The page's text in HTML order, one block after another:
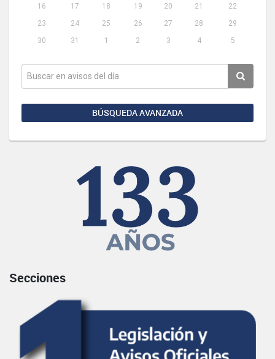
16
17 18 19 20 21
22
23
24 25 26 27 28
29
30
31 1 2 3 4 5
BÚSQUEDA AVANZADA
Secciones